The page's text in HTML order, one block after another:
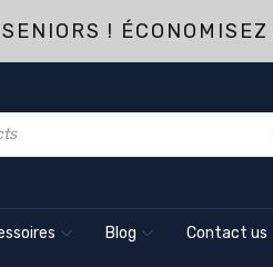
!
Blog Contact us